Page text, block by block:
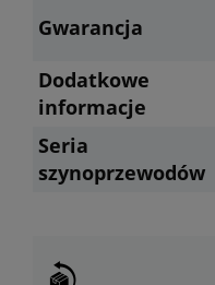
Gwarancja
Dodatkowe
informacje
Seria
szynoprzewodów